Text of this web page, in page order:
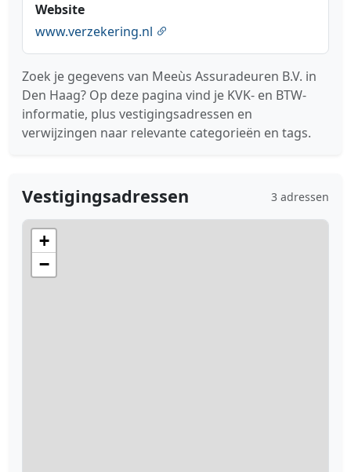
Website
www.verzekering.nl
Zoek je gegevens van Meeùs Assuradeuren B.V. in
Den Haag? Op deze pagina vind je KVK- en BTW-
informatie, plus vestigingsadressen en
verwijzingen naar relevante categorieën en tags.
Vestigingsadressen 3 adressen
+
−